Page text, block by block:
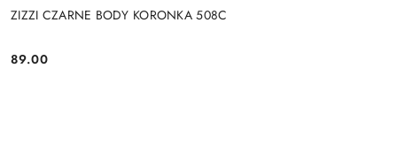
ZIZZI CZARNE BODY KORONKA 508C
Cena:
89.00